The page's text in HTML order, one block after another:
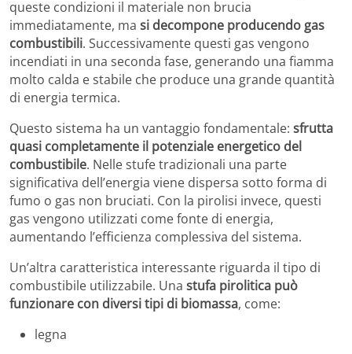
queste condizioni il materiale non brucia
immediatamente, ma si decompone producendo gas
combustibili. Successivamente questi gas vengono
incendiati in una seconda fase, generando una fiamma
molto calda e stabile che produce una grande quantità
di energia termica.
Questo sistema ha un vantaggio fondamentale: sfrutta
quasi completamente il potenziale energetico del
combustibile. Nelle stufe tradizionali una parte
significativa dell’energia viene dispersa sotto forma di
fumo o gas non bruciati. Con la pirolisi invece, questi
gas vengono utilizzati come fonte di energia,
aumentando l’efficienza complessiva del sistema.
Un’altra caratteristica interessante riguarda il tipo di
combustibile utilizzabile. Una stufa pirolitica può
funzionare con diversi tipi di biomassa, come:
legna